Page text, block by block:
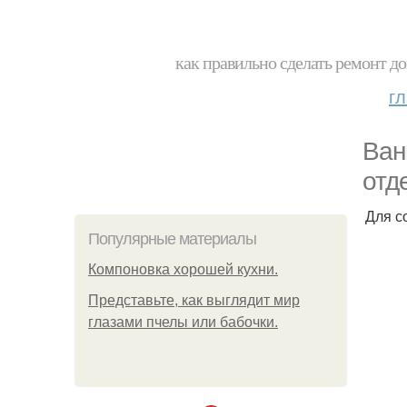
как правильно сделать ремонт
Популярные материалы
Компоновка хорошей кухни.
Представьте, как выглядит мир
глазами пчелы или бабочки.
Для